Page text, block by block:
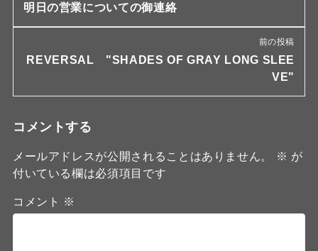
明日の営業についての御連絡
前の投稿
REVERSAL "SHADES OF GRAY LONG SLEE
VE"
コメントする
メールアドレスが公開されることはありません。 ※ が
付いている欄は必須項目です
コメント ※